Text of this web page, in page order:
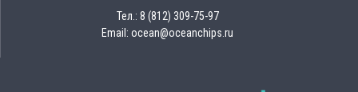
Тел.: 8 (812) 309-75-97
Email: ocean@oceanchips.ru